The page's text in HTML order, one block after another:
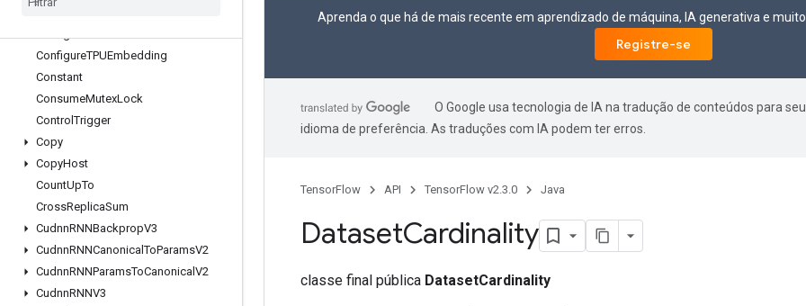
ConfigureTPUEmbedding
Constant
ConsumeMutexLock
ControlTrigger
Copy
CopyHost
CountUpTo
CrossReplicaSum
CudnnRNNBackpropV3
CudnnRNNCanonicalToParamsV2
CudnnRNNParamsToCanonical V2
CudnnRNNV3
Aprenda o que há de mais recente em aprendizado de máquina, IA generativa e
Registre-se
O Google usa tecnologia de IA na tradução de conteúdos para seu
idioma de preferência. As traduções com IA podem ter erros.
TensorFlow API TensorFlow v2.3.0 Java
DatasetCardinality
classe final pública DatasetCardinality